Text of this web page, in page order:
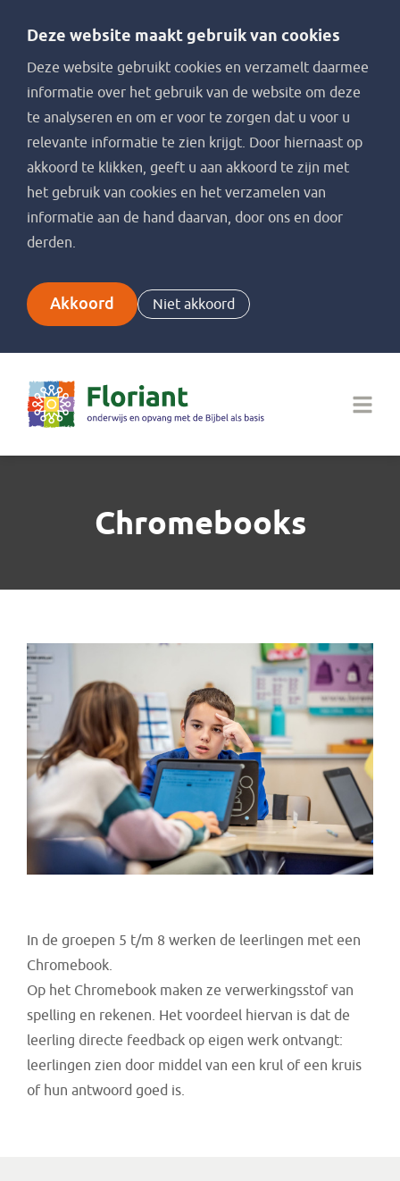
Deze website maakt gebruik van cookies
Deze website gebruikt cookies en verzamelt daarmee
informatie over het gebruik van de website om deze
te analyseren en om er voor te zorgen dat u voor u
relevante informatie te zien krijgt. Door hiernaast op
akkoord te klikken, geeft u aan akkoord te zijn met
het gebruik van cookies en het verzamelen van
informatie aan de hand daarvan, door ons en door
derden.
Akkoord Niet akkoord
Chromebooks
In de groepen 5 t/m 8 werken de leerlingen met een
Chromebook.
Op het Chromebook maken ze verwerkingsstof van
spelling en rekenen. Het voordeel hiervan is dat de
leerling directe feedback op eigen werk ontvangt:
leerlingen zien door middel van een krul of een kruis
of hun antwoord goed is.